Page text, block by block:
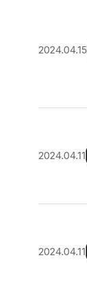
2024.04.15
2024.04.11
2024.04.11